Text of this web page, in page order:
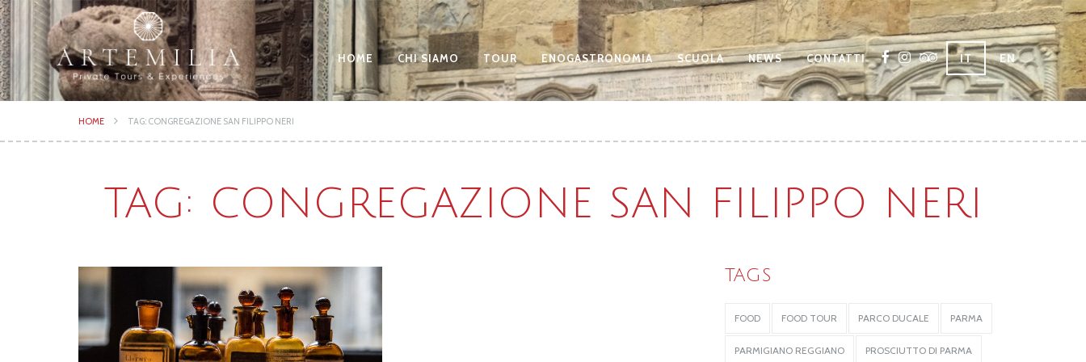
IT EN
HOME CHI SIAMO TOUR ENOGASTRONOMIA SCUOLA NEWS CONTATTI
HOME TAG: CONGREGAZIONE SAN FILIPPO NERI
TAG: CONGREGAZIONE SAN FILIPPO NERI
TAGS
FOOD FOOD TOUR PARCO DUCALE PARMA
PARMIGIANO REGGIANO PROSCIUTTO DI PARMA